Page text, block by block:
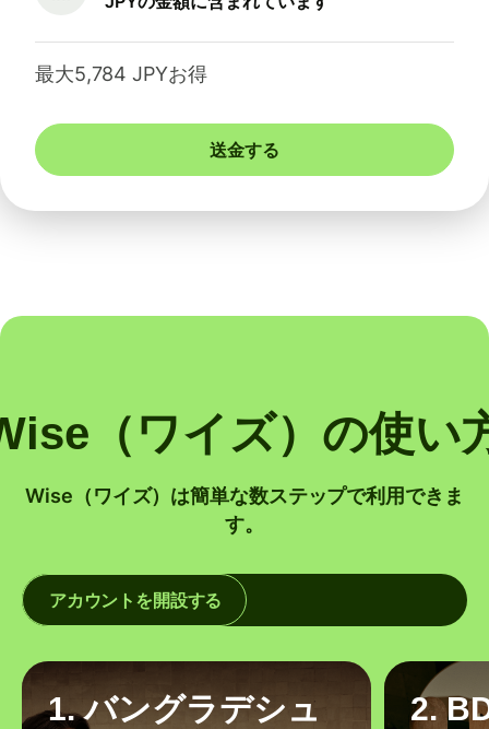
最大5,784 JPYお得
送金する
（ワイズ）の使い
Wise（ワイズ）は簡単な数ステップで利用できま
す。
アカウントを開設する
1. バングラデシュ
2.